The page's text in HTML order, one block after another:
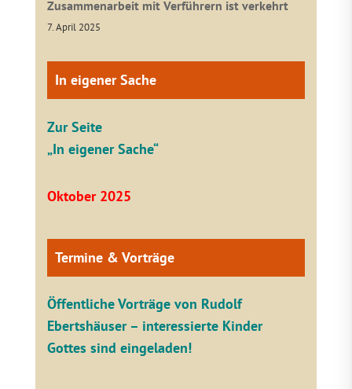
Zusammenarbeit mit Verführern ist verkehrt
7. April 2025
In eigener Sache
Zur Seite
„In eigener Sache“
Oktober 2025
Termine & Vorträge
Öffentliche Vorträge von Rudolf
Ebertshäuser – interessierte Kinder
Gottes sind eingeladen!